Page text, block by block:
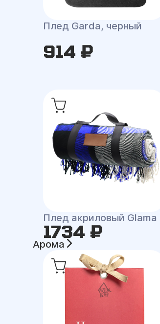
Плед Garda, черный
914 ₽
Плед акриловый Glama
1734 ₽
Арома